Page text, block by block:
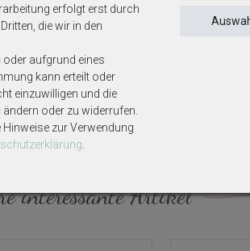
zum Lieferumfang, sofern diese nicht
interessante Artikel
erfolgt erst durch
die wir in den
oder aufgrund eines
kann erteilt oder
einzuwilligen und die
oder zu widerrufen.
Hinweise zur Verwendung
.